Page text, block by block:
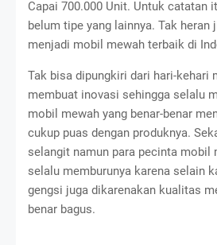
Capai 700.000 Unit. Untuk catatan
belum tipe yang lainnya. Tak heran
menjadi mobil mewah terbaik di
Tak bisa dipungkiri dari hari-kehari
membuat inovasi sehingga selalu
mobil mewah yang benar-benar
cukup puas dengan produknya.
selangit namun para pecinta mobil
selalu memburunya karena selain
gengsi juga dikarenakan kualitas
benar bagus.